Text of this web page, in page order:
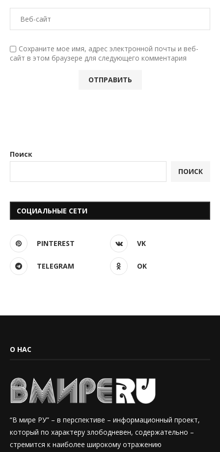
Сохраните мое имя, адрес электронной почты и веб-
сайт в этом браузере для следующего комментария
Поиск
ПОИСК
СОЦИАЛЬНЫЕ СЕТИ
PINTEREST VK
TELEGRAM OK
О НАС
“В мире РУ” – в перспективе – информационный проект,
который по характеру злободневен, содержательно –
стремится к наиболее широкому отражению